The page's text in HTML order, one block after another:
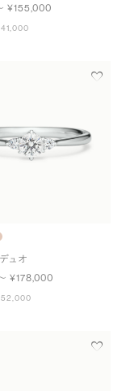
¥155,000
ュオ
¥178,000